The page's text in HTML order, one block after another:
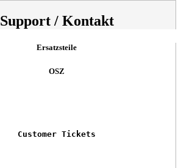
Support / Kontakt
Ersatzsteile
OSZ
Customer Tickets